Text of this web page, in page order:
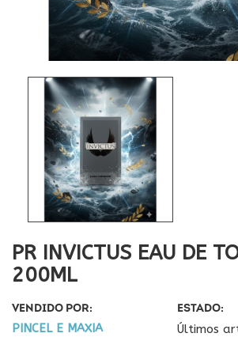
PR INVICTUS EAU DE
200ML
VENDIDO POR:
PINCEL E MAXIA
ESTADO:
Últimos